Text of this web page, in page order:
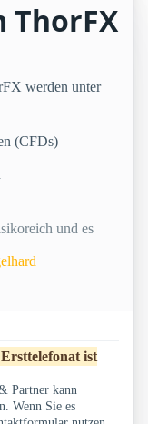
werden unter
(CFDs)
und es
ist
Partner kann
Wenn Sie es